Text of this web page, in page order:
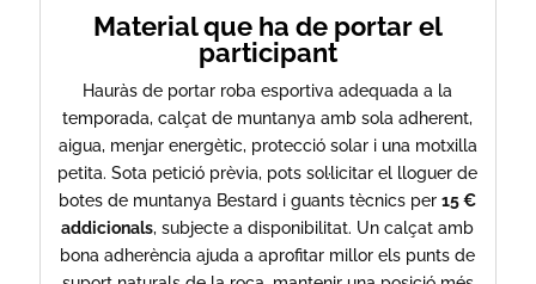
Material que ha de portar el
participant
Hauràs de portar roba esportiva adequada a la
temporada, calçat de muntanya amb sola adherent,
aigua, menjar energètic, protecció solar i una motxilla
petita. Sota petició prèvia, pots sol·licitar el lloguer de
botes de muntanya Bestard i guants tècnics per15 €
addicionals, subjecte a disponibilitat. Un calçat amb
bona adherència ajuda a aprofitar millor els punts de